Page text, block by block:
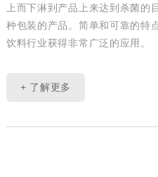
上而下淋到产品上来达到杀菌的
种包装的产品。简单和可靠的特
饮料行业获得非常广泛的应用。
+ 了解更多